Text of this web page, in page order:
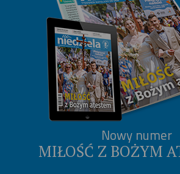
Nowy numer
MIŁOŚĆ Z BOŻYM